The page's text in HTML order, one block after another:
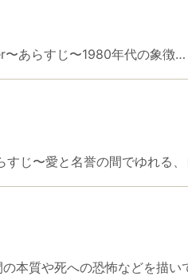
あらすじ〜1980年代の象徴…
じ〜愛と名誉の間でゆれる
本質や死への恐怖などを描い